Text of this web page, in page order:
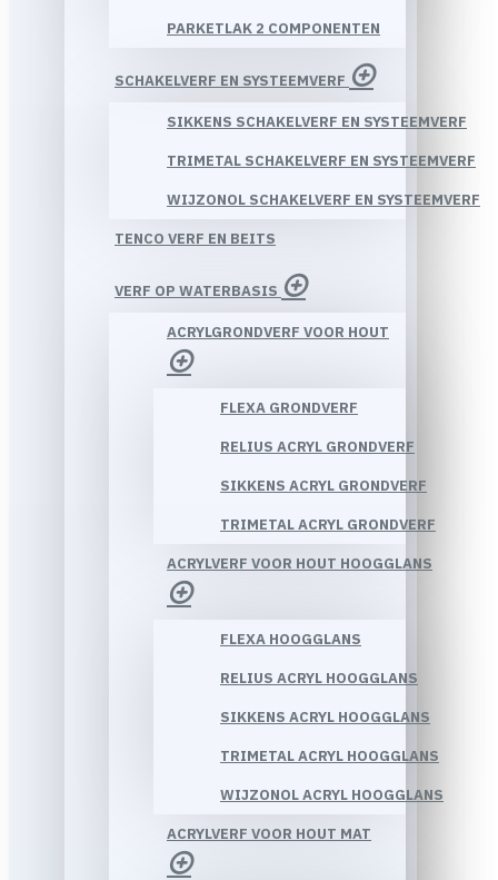
PARKETLAK 2 COMPONENTEN
SCHAKELVERF EN SYSTEEMVERF
SIKKENS SCHAKELVERF EN SYSTEEMVERF
TRIMETAL SCHAKELVERF EN SYSTEEMVERF
WIJZONOL SCHAKELVERF EN SYSTEEMVERF
TENCO VERF EN BEITS
VERF OP WATERBASIS
ACRYLGRONDVERF VOOR HOUT
FLEXA GRONDVERF
RELIUS ACRYL GRONDVERF
SIKKENS ACRYL GRONDVERF
TRIMETAL ACRYL GRONDVERF
ACRYLVERF VOOR HOUT HOOGGLANS
FLEXA HOOGGLANS
RELIUS ACRYL HOOGGLANS
SIKKENS ACRYL HOOGGLANS
TRIMETAL ACRYL HOOGGLANS
WIJZONOL ACRYL HOOGGLANS
ACRYLVERF VOOR HOUT MAT